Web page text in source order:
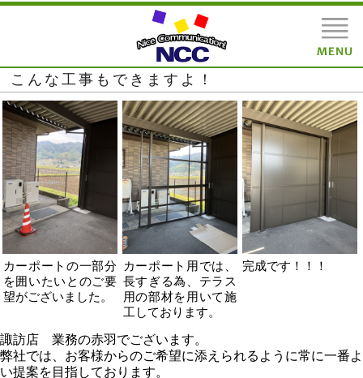
こんな工事もできますよ！
カーポートの一部分
を囲いたいとのご要
望がございました。
カーポート用では、
長すぎる為、テラス
用の部材を用いて施
工しております。
完成です！！！
諏訪店 業務の赤羽でございます。
弊社では、お客様からのご希望に添えられるように常に一番よ
い提案を目指しております。